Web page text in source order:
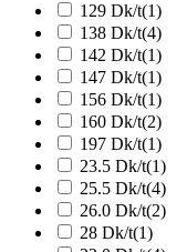
129 Dk/t(1)
138 Dk/t(4)
142 Dk/t(1)
147 Dk/t(1)
156 Dk/t(1)
160 Dk/t(2)
197 Dk/t(1)
23.5 Dk/t(1)
25.5 Dk/t(4)
26.0 Dk/t(2)
28 Dk/t(1)